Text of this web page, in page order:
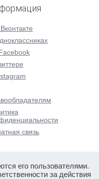
связь
его пользователями.
за действия